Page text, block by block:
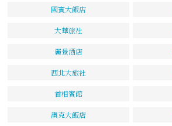
國賓大飯店
大華旅社
麗景酒店
西北大旅社
首相賓館
澳克大飯店